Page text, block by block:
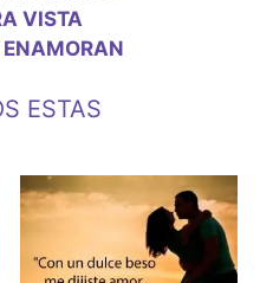
VISTA
ENAMORAN
ESTAS